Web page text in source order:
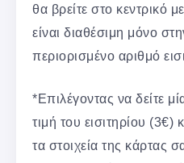
θα βρείτε στο κεντρικό
είναι διαθέσιμη μόνο
περιορισμένο αριθμό
*Επιλέγοντας να δείτε
τιμή του εισιτηρίου (3€)
τα στοιχεία της κάρτας